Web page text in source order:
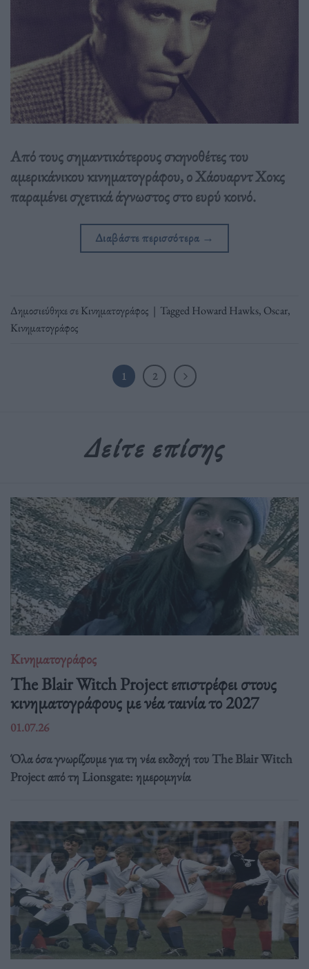
Από τους σημαντικότερους σκηνοθέτες του
αμερικάνικου κινηματογράφου, ο Χάουαρντ Χοκς
παραμένει σχετικά άγνωστος στο ευρύ κοινό.
Διαβάστε περισσότερα →
Δημοσιεύθηκε σεΚινηματογράφος | TaggedHoward Hawks, Oscar,
Κινηματογράφος
1 2
Δείτε επίσης
Κινηματογράφος
The Blair Witch Project επιστρέφει στους
κινηματογράφους με νέα ταινία το 2027
01.07.26
Όλα όσα γνωρίζουμε για τη νέα εκδοχή του The Blair Witch
Project από τη Lionsgate: ημερομηνία